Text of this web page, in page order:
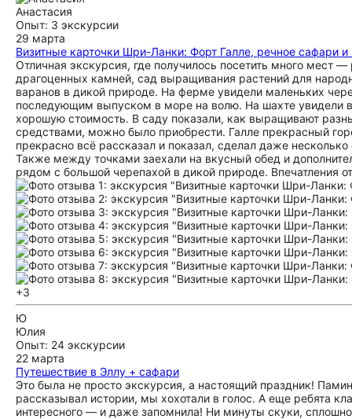
Анастасия
Опыт: 3 экскурсии
29 марта
Визитные карточки Шри-Ланки: Форт Галле, речное сафари и
Отличная экскурсия, где получилось посетить много
драгоценных камней, сад выращивания растений для
варанов в дикой природе. На ферме увидели маленьких
последующим выпуском в море на волю. На шахте увидели
хорошую стоимость. В саду показали, как выращивают
средствами, можно было приобрести. Галле прекрасный
прекрасно всё рассказал и показал, сделал даже
Также между точками заехали на вкусный обед и
рядом с большой черепахой в дикой природе. Впечатления
+3
Ю
Юлия
Опыт: 24 экскурсии
22 марта
Путешествие в Эллу + сафари
Это была не просто экскурсия, а настоящий праздник!
рассказывал истории, мы хохотали в голос. А еще ребята
интересного — и даже запомнила! Ни минуты скуки,